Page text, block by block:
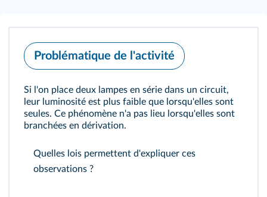
Problématique de l'activité
Si l'on place deux lampes en série dans un circuit,
leur luminosité est plus faible que lorsqu'elles sont
seules. Ce phénomène n'a pas lieu lorsqu'elles sont
branchées en dérivation.
Quelles lois permettent d'expliquer ces
observations ?